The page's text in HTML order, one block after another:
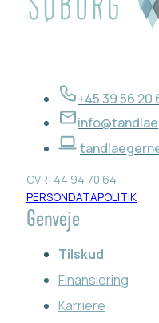
+45 39 56 20
CVR: 44 94 70 64
PERSONDATAPOLITIK
Genveje
Tilskud
Finansiering
Karriere